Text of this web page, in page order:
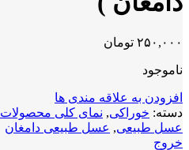
۲۵۰,۰۰۰ تومان
ناموجود
افزودن به علاقه مندی ها
دسته: خوراکی, نمای کلی محصولات
عسل طبیعی, عسل طبیعی دامغان
خروج